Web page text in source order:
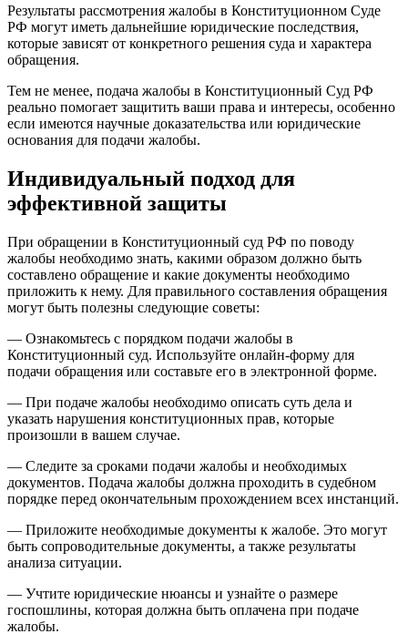
Результаты рассмотрения жалобы в Конституционном Суде
РФ могут иметь дальнейшие юридические последствия,
которые зависят от конкретного решения суда и характера
обращения.
Тем не менее, подача жалобы в Конституционный Суд РФ
реально помогает защитить ваши права и интересы, особенно
если имеются научные доказательства или юридические
основания для подачи жалобы.
Индивидуальный подход для
эффективной защиты
При обращении в Конституционный суд РФ по поводу
жалобы необходимо знать, какими образом должно быть
составлено обращение и какие документы необходимо
приложить к нему. Для правильного составления обращения
могут быть полезны следующие советы:
— Ознакомьтесь с порядком подачи жалобы в
Конституционный суд. Используйте онлайн-форму для
подачи обращения или составьте его в электронной форме.
— При подаче жалобы необходимо описать суть дела и
указать нарушения конституционных прав, которые
произошли в вашем случае.
— Следите за сроками подачи жалобы и необходимых
документов. Подача жалобы должна проходить в судебном
порядке перед окончательным прохождением всех инстанций.
— Приложите необходимые документы к жалобе. Это могут
быть сопроводительные документы, а также результаты
анализа ситуации.
— Учтите юридические нюансы и узнайте о размере
госпошлины, которая должна быть оплачена при подаче
жалобы.